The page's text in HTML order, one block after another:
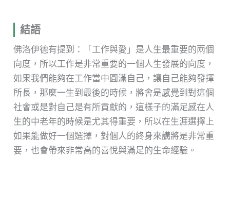
結語
佛洛伊德有提到：「工作與愛」是人生最重要的兩個
向度，所以工作是非常重要的一個人生發展的向度，
如果我們能夠在工作當中圓滿自己，讓自己能夠發揮
所長，那麼一生到最後的時候，將會是感覺到對這個
社會或是對自己是有所貢獻的，這樣子的滿足感在人
生的中老年的時候是尤其得重要，所以在生涯選擇上
如果能做好一個選擇，對個人的終身來講將是非常重
要，也會帶來非常高的喜悅與滿足的生命經驗。